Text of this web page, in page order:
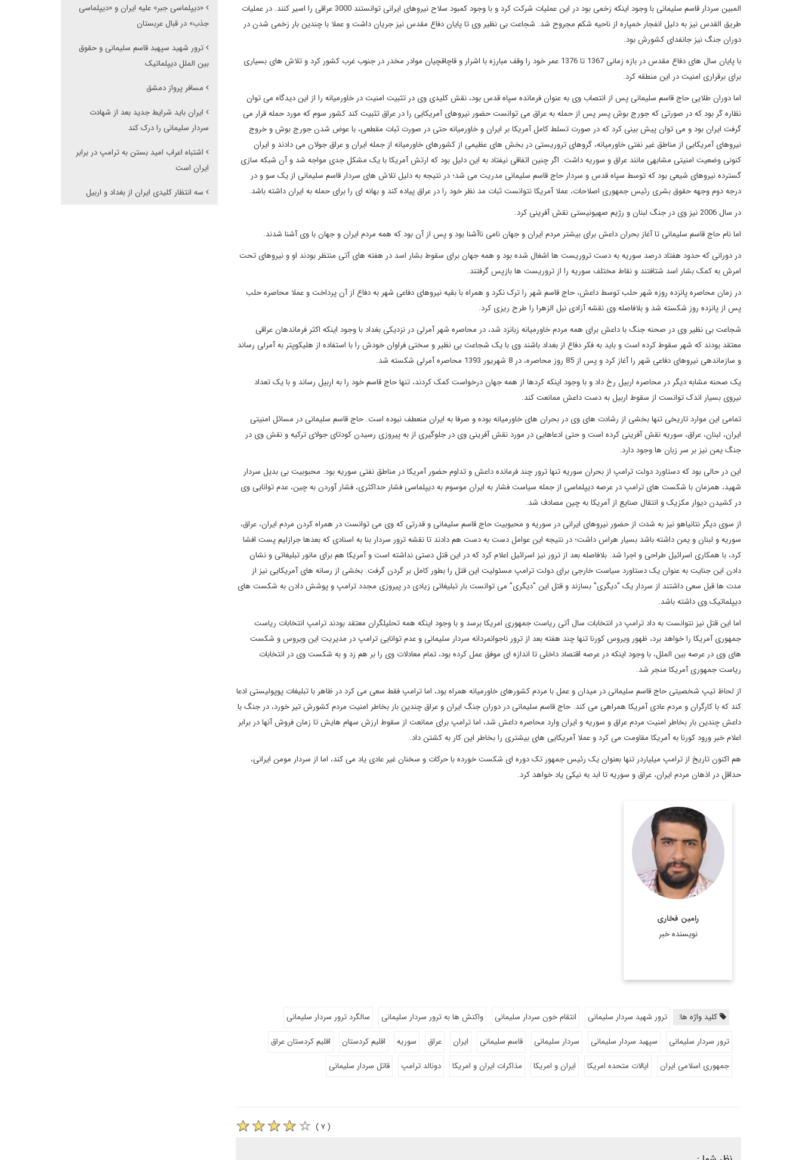
المبین سردار قاسم سلیمانی با وجود اینکه زخمی بود در این عملیات شرکت کرد و با وجود کمبود سلاح نیروهای ایرانی توانستند 3000 عراقی را اسیر کنند. در عملیات
طریق القدس نیز به دلیل انفجار خمپاره از ناحیه شکم مجروح شد. شجاعت بی نظیر وی تا پایان دفاع مقدس نیز جریان داشت و عملا با چندین بار زخمی شدن در
دوران جنگ نیز جانفدای کشورش بود.
با پایان سال های دفاع مقدس در بازه زمانی 1367 تا 1376 عمر خود را وقف مبارزه با اشرار و قاچاقچیان موادر مخدر در جنوب غرب کشور کرد و تلاش های بسیاری
برای برقراری امنیت در این منطقه کرد.
اما دوران طلایی حاج قاسم سلیمانی پس از انتصاب وی به عنوان فرمانده سپاه قدس بود، نقش کلیدی وی در تثبیت امنیت در خاورمیانه را از این دیدگاه می توان
نظاره گر بود که در صورتی که جورج بوش پسر پس از حمله به عراق می توانست حضور نیروهای آمریکایی را در عراق تثبیت کند کشور سوم که مورد حمله قرار می
گرفت ایران بود و می توان پیش بینی کرد که در صورت تسلط کامل آمریکا بر ایران و خاورمیانه حتی در صورت ثبات مقطعی، با عوض شدن جورج بوش و خروج
نیروهای آمریکایی از مناطق غیر نفتی خاورمیانه، گروهای تروریستی در بخش های عظیمی از کشورهای خاورمیانه از جمله ایران و عراق جولان می دادند و ایران
کنونی وضعیت امنیتی مشابهی مانند عراق و سوریه داشت. اگر چنین اتفاقی نیفتاد به این دلیل بود که ارتش آمریکا با یک مشکل جدی مواجه شد و آن شبکه سازی
گسترده نیروهای شیعی بود که توسط سپاه قدس و سردار حاج قاسم سلیمانی مدریت می شد؛ در نتیجه به دلیل تلاش های سردار قاسم سلیمانی از یک سو و در
درجه دوم وجهه حقوق بشری رئیس جمهوری اصلاحات، عملا آمریکا نتوانست ثبات مد نظر خود را در عراق پیاده کند و بهانه ای را برای حمله به ایران داشته باشد.
در سال 2006 نیز وی در جنگ لبنان و رژیم صهیونیستی نقش آفرینی کرد.
اما نام حاج قاسم سلیمانی تا آغاز بحران داعش برای بیشتر مردم ایران و جهان نامی ناآشنا بود و پس از آن بود که همه مردم ایران و جهان با وی آشنا شدند.
در دورانی که حدود هفتاد درصد سوریه به دست تروریست ها اشغال شده بود و همه جهان برای سقوط بشار اسد در هفته های آتی منتظر بودند او و نیروهای تحت
امرش به کمک بشار اسد شتافتند و نقاط مختلف سوریه را از تروریست ها بازپس گرفتند.
در زمان محاصره پانزده روزه شهر حلب توسط داعش، حاج قاسم شهر را ترک نکرد و همراه با بقیه نیروهای دفاعی شهر به دفاع از آن پرداخت و عملا محاصره حلب
پس از پانزده روز شکسته شد و بلافاصله وی نقشه آزادی نبل الزهرا را طرح ریزی کرد.
شجاعت بی نظیر وی در صحنه جنگ با داعش برای همه مردم خاورمیانه زبانزد شد، در محاصره شهر آمرلی در نزدیکی بغداد با وجود اینکه اکثر فرماندهان عراقی
معتقد بودند که شهر سقوط کرده است و باید به فکر دفاع از بغداد باشند وی با یک شجاعت بی نظیر و سختی فراوان خودش را با استفاده از هلیکوپتر به آمرلی رساند
و سازماندهی نیروهای دفاعی شهر را آغاز کرد و پس از 85 روز محاصره، در 8 شهریور 1393 محاصره آمرلی شکسته شد.
یک صحنه مشابه دیگر در محاصره اربیل رخ داد و با وجود اینکه کردها از همه جهان درخواست کمک کردند، تنها حاج قاسم خود را به اربیل رساند و با یک تعداد
نیروی بسیار اندک توانست از سقوط اربیل به دست داعش ممانعت کند.
تمامی این موارد تاریخی تنها بخشی از رشادت های وی در بحران های خاورمیانه بوده و صرفا به ایران منعطف نبوده است. حاج قاسم سلیمانی در مسائل امنیتی
ایران، لبنان، عراق، سوریه نقش آفرینی کرده است و حتی ادعاهایی در مورد نقش آفرینی وی در جلوگیری از به پیروزی رسیدن کودتای جولای ترکیه و نقش وی در
جنگ یمن نیز بر سر زبان ها وجود دارد.
این در حالی بود که دستاورد دولت ترامپ از بحران سوریه تنها ترور چند فرمانده داعش و تداوم حضور آمریکا در مناطق نفتی سوریه بود. محبوبیت بی بدیل سردار
شهید، همزمان با شکست های ترامپ در عرصه دیپلماسی از جمله سیاست فشار به ایران موسوم به دیپلماسی فشار حداکثری، فشار آوردن به چین، عدم توانایی وی
در کشیدن دیوار مکزیک و انتقال صنایع از آمریکا به چین مصادف شد.
از سوی دیگر نتانیاهو نیز به شدت از حضور نیروهای ایرانی در سوریه و محبوبیت حاج قاسم سلیمانی و قدرتی که وی می توانست در همراه کردن مردم ایران، عراق،
سوریه و لبنان و یمن داشته باشد بسیار هراس داشت؛ در نتیجه این عوامل دست به دست هم دادند تا نقشه ترور سردار بنا به اسنادی که بعدها جرازلیم پست افشا
کرد، با همکاری اسرائیل طراحی و اجرا شد. بلافاصله بعد از ترور نیز اسرائیل اعلام کرد که در این قتل دستی نداشته است و آمریکا هم برای مانور تبلیغاتی و نشان
دادن این جنایت به عنوان یک دستاورد سیاست خارجی برای دولت ترامپ مسئولیت این قتل را بطور کامل بر گردن گرفت. بخشی از رسانه های آمریکایی نیز از
مدت ها قبل سعی داشتند از سردار یک "دیگری" بسازند و قتل این "دیگری" می توانست بار تبلیغاتی زیادی در پیروزی مجدد ترامپ و پوشش دادن به شکست های
دیپلماتیک وی داشته باشد.
اما این قتل نیز نتوانست به داد ترامپ در انتخابات سال آتی ریاست جمهوری امریکا برسد و با وجود اینکه همه تحلیلگران معتقد بودند ترامپ انتخابات ریاست
جمهوری آمریکا را خواهد برد، ظهور ویروس کورنا تنها چند هفته بعد از ترور ناجوانمردانه سردار سلیمانی و عدم توانایی ترامپ در مدیریت این ویروس و شکست
های وی در عرصه بین الملل، با وجود اینکه در عرصه اقتصاد داخلی تا اندازه ای موفق عمل کرده بود، تمام معادلات وی را بر هم زد و به شکست وی در انتخابات
ریاست جمهوری آمریکا منجر شد.
از لحاظ تیپ شخصیتی حاج قاسم سلیمانی در میدان و عمل با مردم کشورهای خاورمیانه همراه بود، اما ترامپ فقط سعی می کرد در ظاهر با تبلیغات پوپولیستی ادعا
کند که با کارگران و مردم عادی آمریکا همراهی می کند. حاج قاسم سلیمانی در دوران جنگ ایران و عراق چندین بار بخاطر امنیت مردم کشورش تیر خورد، در جنگ با
داعش چندین بار بخاطر امنیت مردم عراق و سوریه و ایران وارد محاصره داعش شد، اما ترامپ برای ممانعت از سقوط ارزش سهام هایش تا زمان فروش آنها در برابر
اعلام خبر ورود کورنا به آمریکا مقاومت می کرد و عملا آمریکایی های بیشتری را بخاطر این کار به کشتن داد.
هم اکنون تاریخ از ترامپ میلیاردر تنها بعنوان یک رئیس جمهور تک دوره ای شکست خورده با حرکات و سخنان غیر عادی یاد می کند، اما از سردار مومن ایرانی،
حداقل در اذهان مردم ایران، عراق و سوریه تا ابد به نیکی یاد خواهد کرد.
رامین فخاری
نویسنده خبر
کارشناسی علوم سیاسی
و کارشناسی ارشد مطالعات
خاورمیانه علامه طباطبایی
اطلاعات بیشتر
کلید واژه ها: ترور شهید سردار سلیمانی انتقام خون سردار سلیمانی واکنش ها به ترور سردار سلیمانی
سالگرد ترور سردار سلیمانی
ترور سردار سلیمانی
سپهبد سردار سلیمانی سردار سلیمانی قاسم سلیمانی ایران عراق سوریه اقلیم کردستان
اقلیم کردستان عراق
جمهوری اسلامی ایران
ایالات متحده امریکا ایران و امریکا مذاکرات ایران و امریکا دونالد ترامپ قاتل سردار سلیمانی
( ۷ )
«دیپلماسی جبر» علیه ایران و «دیپلماسی
جذب» در قبال عربستان
ترور شهید سپهبد قاسم سلیمانی و حقوق
بین الملل دیپلماتیک
مسافر پرواز دمشق
ایران باید شرایط جدید بعد از شهادت
سردار سلیمانی را درک کند
اشتباه اعراب امید بستن به ترامپ در برابر
ایران است
سه انتظار کلیدی ایران از بغداد و اربیل